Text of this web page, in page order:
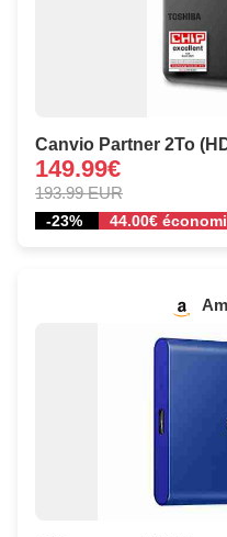
Canvio Partner 2To
149.99€
193.99 EUR
-23% 44.00€